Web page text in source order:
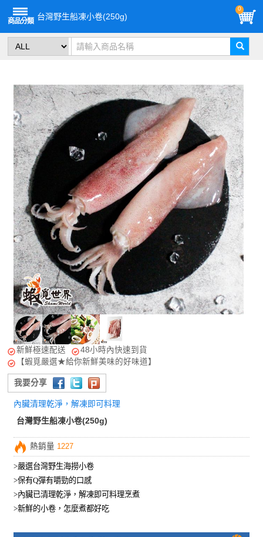
台灣野生船凍小卷(250g)
0
新鮮極速配送
48小時內快速到貨
【蝦覓嚴選★給你新鮮美味的好味道】
我要分享
內臟清理乾淨，解凍即可料理
台灣野生船凍小卷(250g)
熱銷量 1227
>嚴選台灣野生海撈小卷
>保有Q彈有嚼勁的口感
>內臟已清理乾淨，解凍即可料理烹煮
>新鮮的小卷，怎麼煮都好吃